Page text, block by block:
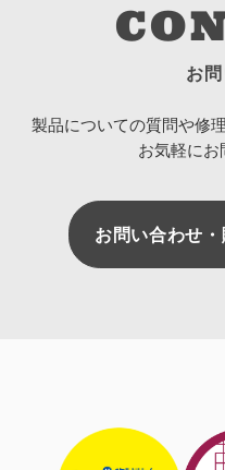
お
製品についての質問や修
お気軽にお
お問い合わせ